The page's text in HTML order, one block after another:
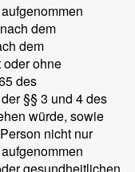
dem
dem
ohne
des
§§ 3 und 4 des
würde, sowie
nicht nur